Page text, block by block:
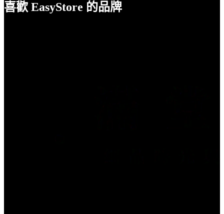
喜歡 EasyStore 的品牌